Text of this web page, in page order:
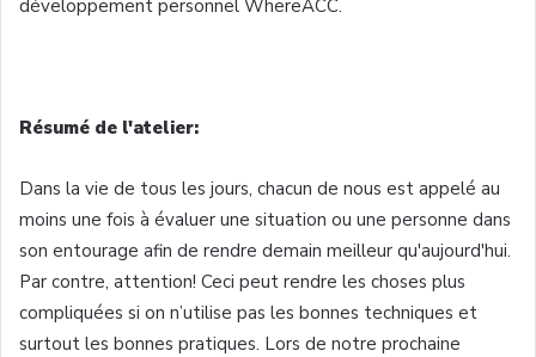
développement personnel WhereACC.
Résumé de l'atelier:
Dans la vie de tous les jours, chacun de nous est appelé au
moins une fois à évaluer une situation ou une personne dans
son entourage afin de rendre demain meilleur qu'aujourd'hui.
Par contre, attention! Ceci peut rendre les choses plus
compliquées si on n’utilise pas les bonnes techniques et
surtout les bonnes pratiques. Lors de notre prochaine